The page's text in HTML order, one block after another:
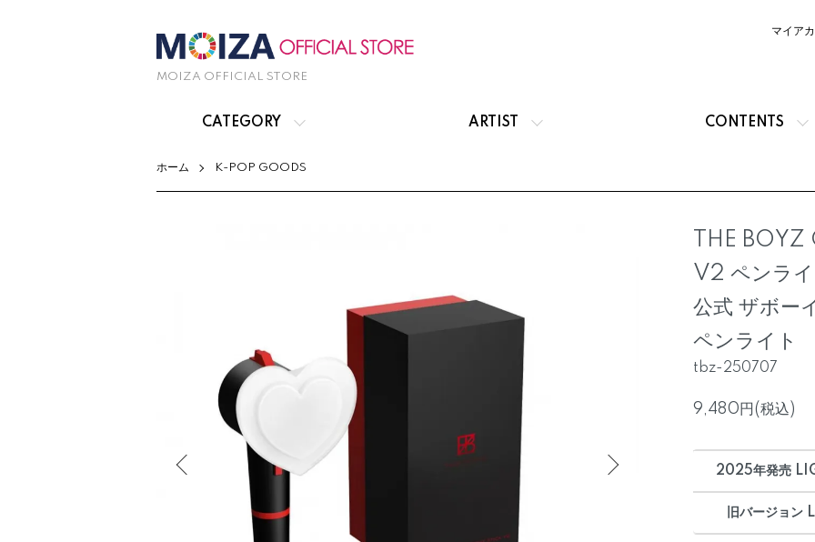
MOIZA OFFICIAL STORE
CATEGORY ARTIST CONTENTS
マイア
ホーム K-POP GOODS
THE
V2 ペンラ
公式 ザボー
ペンライト
tbz-250707
9,480円(税込)
2025年発売
旧バージョ